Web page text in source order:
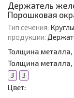
Держатель
Порошковая
Тип сечения:
продукции:
Толщина
Толщина
3 3
Цвет: